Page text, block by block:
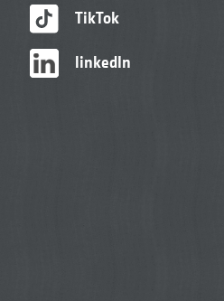
TikTok
linkedIn